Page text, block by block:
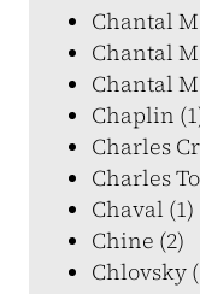
Chantal
Chantal
Chantal
Chaplin
Charles
Charles
Chaval (1)
Chine (2)
Chlovsky